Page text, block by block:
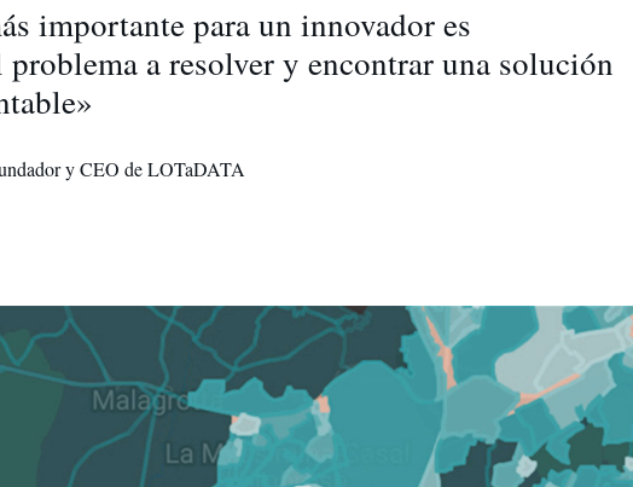
importante para un innovador es
problema a resolver y encontrar una solución
y CEO de LOTaDATA